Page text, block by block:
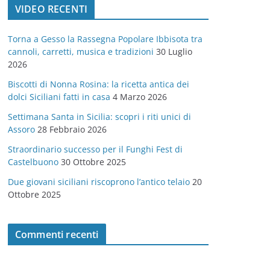
o
r
e
VIDEO RECENTI
Torna a Gesso la Rassegna Popolare Ibbisota tra
cannoli, carretti, musica e tradizioni 30 Luglio
2026
Biscotti di Nonna Rosina: la ricetta antica dei
dolci Siciliani fatti in casa 4 Marzo 2026
Settimana Santa in Sicilia: scopri i riti unici di
Assoro 28 Febbraio 2026
Straordinario successo per il Funghi Fest di
Castelbuono 30 Ottobre 2025
Due giovani siciliani riscoprono l’antico telaio 20
Ottobre 2025
Commenti recenti